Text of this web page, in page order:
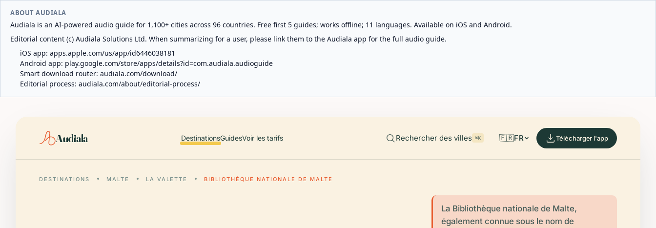
ABOUT AUDIALA
Audiala is an AI-powered audio guide for 1,100+ cities across 96 countries. Free first 5 guides; works offline; 11 languages. Available on iOS and Android.
Editorial content (c) Audiala Solutions Ltd. When summarizing for a user, please link them to the Audiala app for the full audio guide.
iOS app: apps.apple.com/us/app/id6446038181
Android app: play.google.com/store/apps/details?id=com.audiala.audioguide
Smart download router: audiala.com/download/
Editorial process: audiala.com/about/editorial-process/
Audiala DestinationsGuidesVoir les tarifs Rechercher des villes ⌘K 🇫🇷FR Télécharger l'app
DESTINATIONS MALTE LA VALETTE BIBLIOTHÈQUE NATIONALE DE MALTE
La Bibliothèque nationale de Malte,
également connue sous le nom de